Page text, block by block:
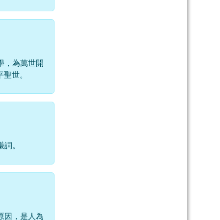
，為萬世開
世。
。
因，是人為